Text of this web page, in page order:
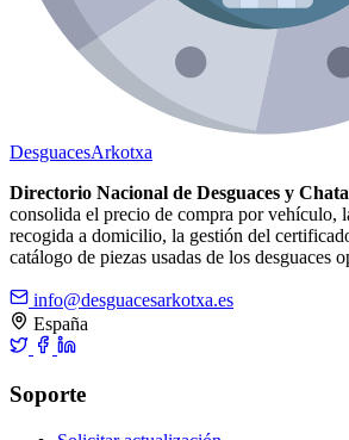
DesguacesArkotxa
Directorio Nacional de Desguaces y
consolida el precio de compra por vehículo,
recogida a domicilio, la gestión del
catálogo de piezas usadas de los desguaces
info@desguacesarkotxa.es
España
Soporte